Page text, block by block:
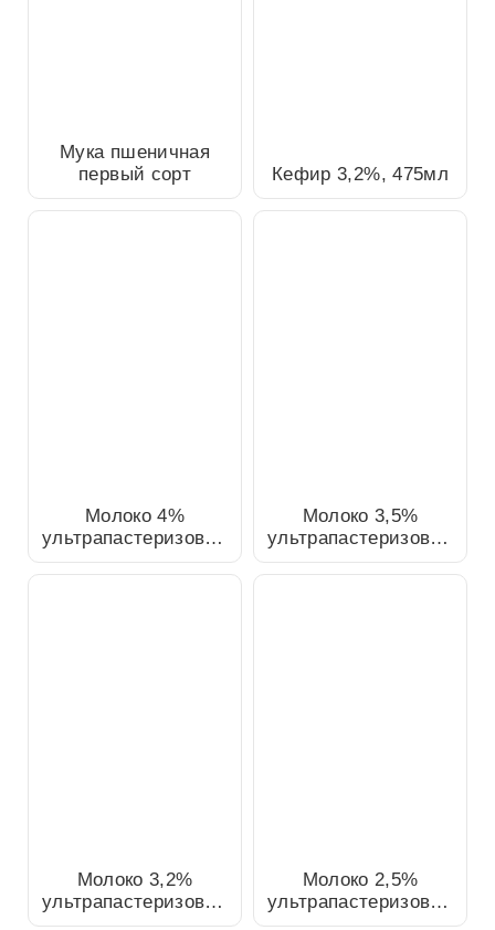
Мука пшеничная первый
сорт
Кефир 3,2%, 475мл
Молоко 4%
ультрапастеризованное,
1л
Молоко 3,5%
ультрапастеризованное,
1л
Молоко 3,2%
ультрапастеризованное,
1л
Молоко 2,5%
ультрапастеризованное,
1л